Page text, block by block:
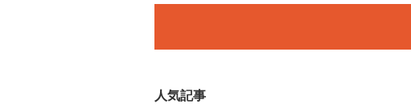
人気記事